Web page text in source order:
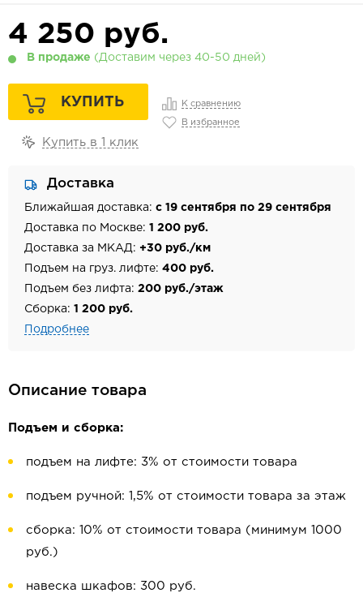
4 250 руб.
В продаже (Доставим через 40-50 дней)
КУПИТЬ К сравнению
В избранное
Купить в 1 клик
Доставка
Ближайшая доставка: с 19 сентября по 29 сентября
Доставка по Москве: 1 200 руб.
Доставка за МКАД: +30 руб./км
Подъем на груз. лифте: 400 руб.
Подъем без лифта: 200 руб./этаж
Сборка: 1 200 руб.
Подробнее
Описание товара
Подъем и сборка:
подъем на лифте: 3% от стоимости товара
подъем ручной: 1,5% от стоимости товара за этаж
сборка: 10% от стоимости товара (минимум 1000
руб.)
навеска шкафов: 300 руб.